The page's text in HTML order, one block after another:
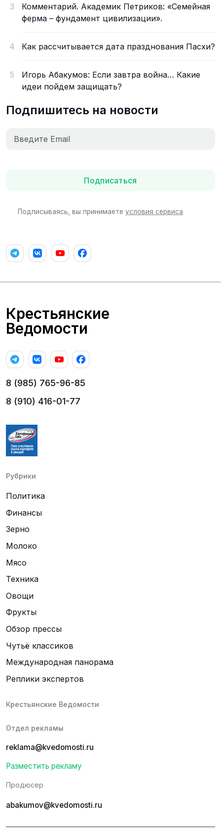
3
Комментарий. Академик Петриков: «Семейная
ферма – фундамент цивилизации».
4 Как рассчитывается дата празднования Пасхи?
5
Игорь Абакумов: Если завтра война… Какие
идеи пойдем защищать?
Подпишитесь на новости
Подписаться
Подписываясь, вы принимаете условия сервиса
Крестьянские
Ведомости
8 (985) 765-96-85
8 (910) 416-01-77
Рубрики
Политика
Финансы
Зерно
Молоко
Мясо
Техника
Овощи
Фрукты
Обзор прессы
Чутьё классиков
Международная панорама
Реплики экспертов
Крестьянские Ведомости
Отдел рекламы
reklama@kvedomosti.ru
Разместить рекламу
Продюсер
abakumov@kvedomosti.ru